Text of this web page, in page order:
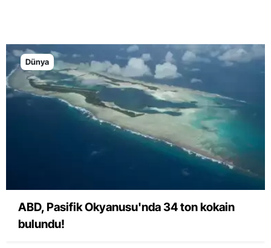
Dünya
ABD, Pasifik Okyanusu'nda 34 ton kokain
bulundu!